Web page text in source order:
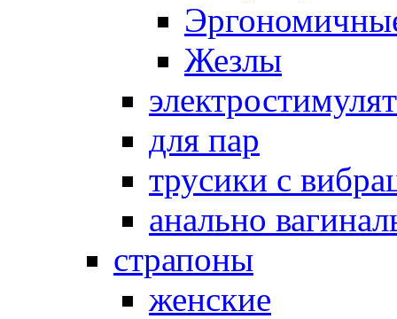
Жезлы
для пар
трусики с
анально
страпоны
женские